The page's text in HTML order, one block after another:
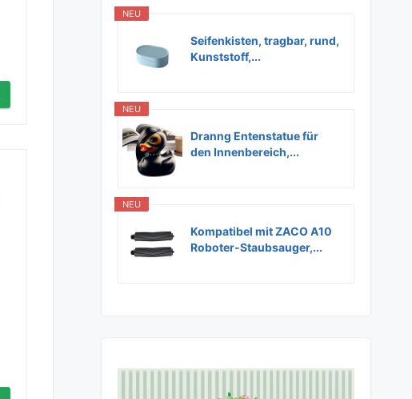
NEU
Seifenkisten, tragbar, rund,
Kunststoff,...
NEU
Dranng Entenstatue für
den Innenbereich,...
NEU
Kompatibel mit ZACO A10
Roboter-Staubsauger,...